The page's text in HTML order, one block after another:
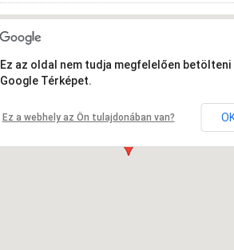
Ez az oldal nem tudja megfelelően betölteni
Google Térképet.
Ez a webhely az Ön tulajdonában van?